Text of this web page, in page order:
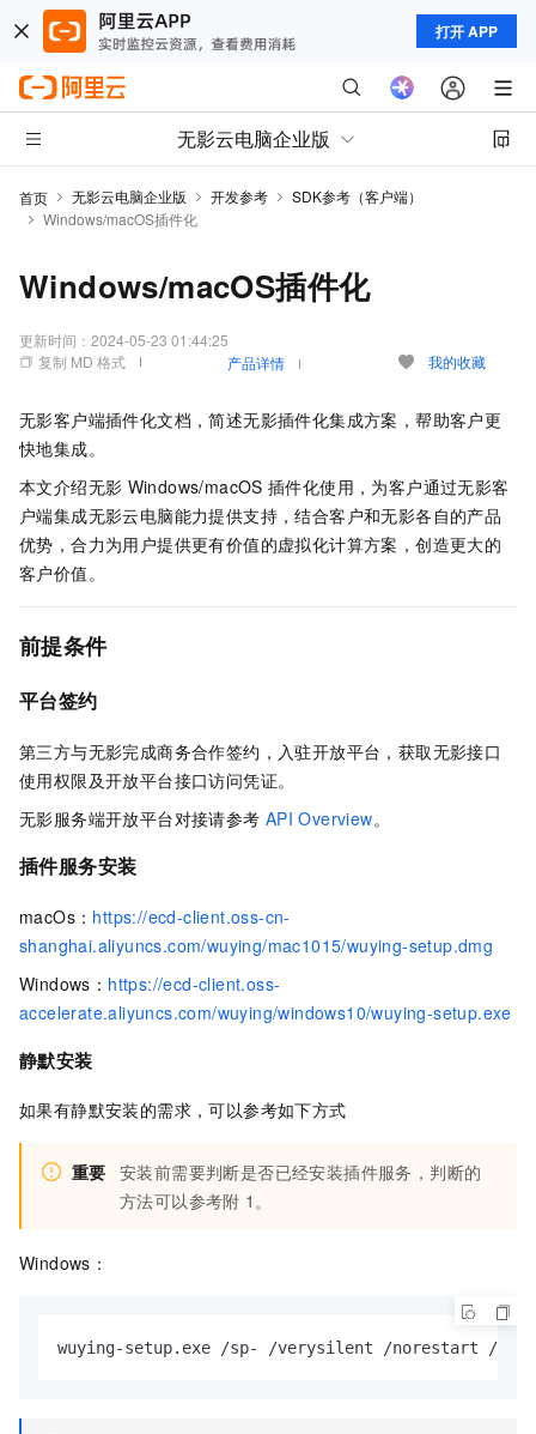
打开 APP
无影云电脑企业版
首页 无影云电脑企业版 开发参考
SDK参考（客户端）
Windows/macOS插件化
Windows/macOS插件化
更新时间： 2024-05-23 01:44:25
复制 MD 格式
产品详情 我的收藏
无影客户端插件化文档，简述无影插件化集成方案，帮助客户更
快地集成。
本文介绍无影 Windows/macOS 插件化使用，为客户通过无影客
户端集成无影云电脑能力提供支持，结合客户和无影各自的产品
优势，合力为用户提供更有价值的虚拟化计算方案，创造更大的
客户价值。
前提条件
平台签约
第三方与无影完成商务合作签约，入驻开放平台，获取无影接口
使用权限及开放平台接口访问凭证。
无影服务端开放平台对接请参考 API Overview。
插件服务安装
macOs： https://ecd-client.oss-cn-
shanghai.aliyuncs.com/wuying/mac1015/wuying-setup.dmg
Windows： https://ecd-client.oss-
accelerate.aliyuncs.com/wuying/windows10/wuying-setup.exe
静默安装
如果有静默安装的需求，可以参考如下方式
重要 安装前需要判断是否已经安装插件服务，判断的
方法可以参考附 1。
Windows：
wuying-setup.exe /sp- /verysilent /norestart /